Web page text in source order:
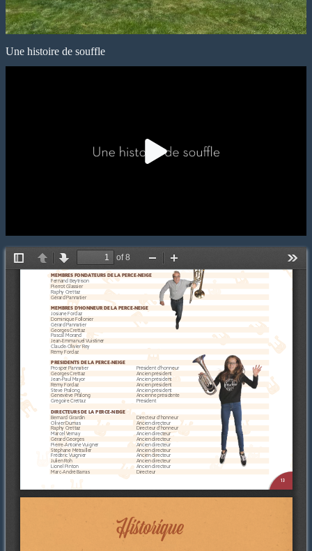
Une histoire de souffle